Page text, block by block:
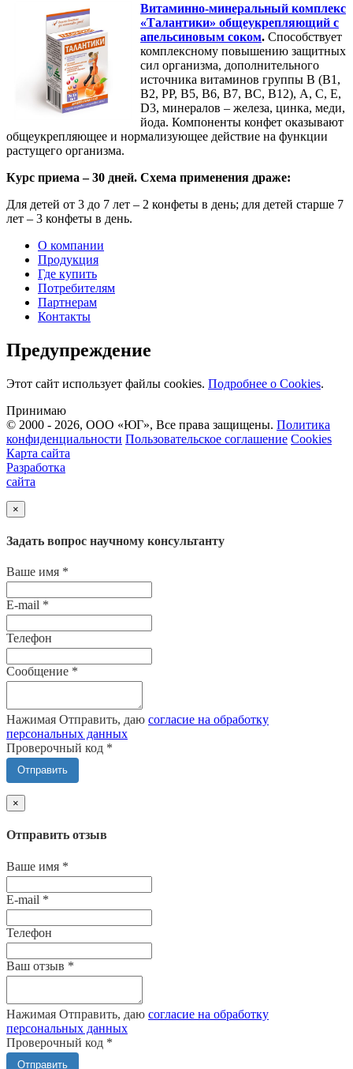
Витаминно-минеральный комплекс
«Талантики» общеукрепляющий с
апельсиновым соком. Способствует
комплексному повышению защитных
сил организма, дополнительного
источника витаминов группы В (В1,
В2, РР, В5, В6, В7, ВС, В12), А, С, Е,
D3, минералов – железа, цинка, меди,
йода. Компоненты конфет оказывают
общеукрепляющее и нормализующее действие на функции
растущего организма.
Курс приема – 30 дней. Схема применения драже:
Для детей от 3 до 7 лет – 2 конфеты в день; для детей старше 7
лет – 3 конфеты в день.
О компании
Продукция
Где купить
Потребителям
Партнерам
Контакты
Предупреждение
Этот сайт использует файлы cookies. Подробнее о Cookies.
Принимаю
© 2000 - 2026, ООО «ЮГ», Все права защищены. Политика
конфиденциальности Пользовательское соглашение Cookies
Карта сайта
Разработка
сайта
×
Задать вопрос научному консультанту
Ваше имя *
E-mail *
Телефон
Сообщение *
Нажимая Отправить, даю согласие на обработку
персональных данных
Проверочный код *
Отправить
×
Отправить отзыв
Ваше имя *
E-mail *
Телефон
Ваш отзыв *
Нажимая Отправить, даю согласие на обработку
персональных данных
Проверочный код *
Отправить